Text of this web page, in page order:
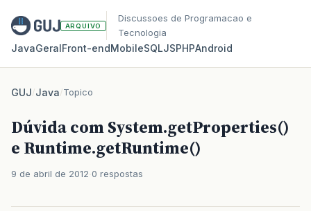
ARQUIVO
Discussoes de Programacao e
Tecnologia
JavaGeralFront‑endMobileSQLJSPHPAndroid
GUJ/Java/Topico
Dúvida com System.getProperties()
e Runtime.getRuntime()
9 de abril de 2012 0 respostas